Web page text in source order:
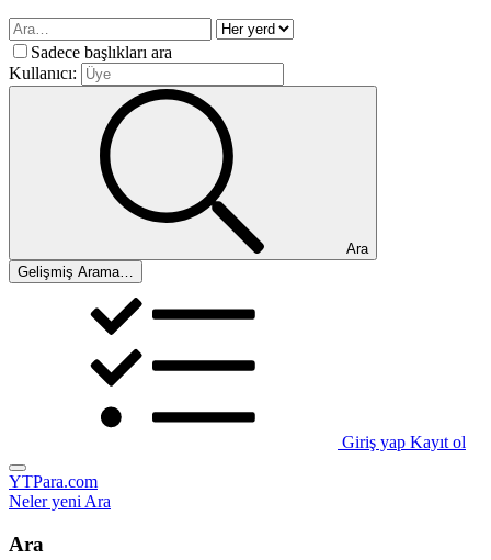
Sadece başlıkları ara
Kullanıcı:
Ara
Gelişmiş Arama…
Giriş yap Kayıt ol
YTPara.com
Neler yeniAra
Ara